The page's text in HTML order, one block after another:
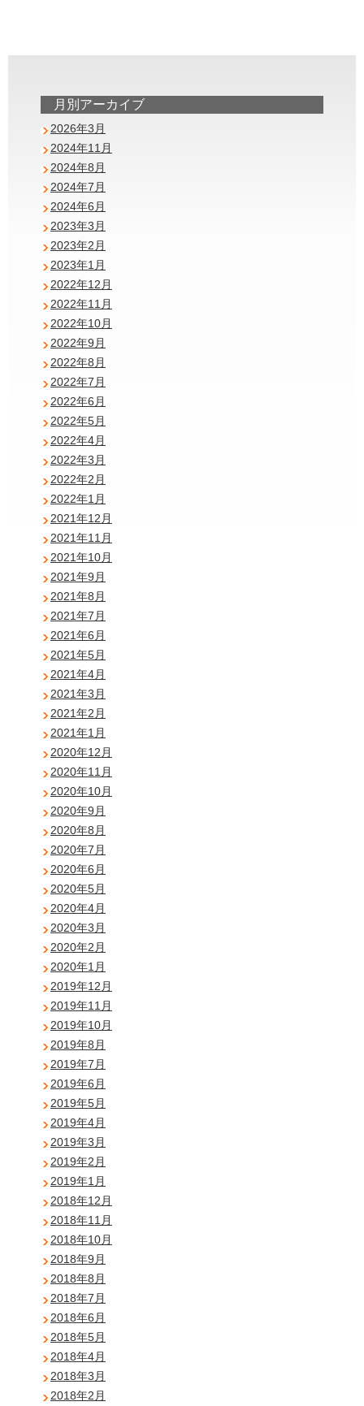
月別アーカイブ
2026年3月
2024年11月
2024年8月
2024年7月
2024年6月
2023年3月
2023年2月
2023年1月
2022年12月
2022年11月
2022年10月
2022年9月
2022年8月
2022年7月
2022年6月
2022年5月
2022年4月
2022年3月
2022年2月
2022年1月
2021年12月
2021年11月
2021年10月
2021年9月
2021年8月
2021年7月
2021年6月
2021年5月
2021年4月
2021年3月
2021年2月
2021年1月
2020年12月
2020年11月
2020年10月
2020年9月
2020年8月
2020年7月
2020年6月
2020年5月
2020年4月
2020年3月
2020年2月
2020年1月
2019年12月
2019年11月
2019年10月
2019年8月
2019年7月
2019年6月
2019年5月
2019年4月
2019年3月
2019年2月
2019年1月
2018年12月
2018年11月
2018年10月
2018年9月
2018年8月
2018年7月
2018年6月
2018年5月
2018年4月
2018年3月
2018年2月